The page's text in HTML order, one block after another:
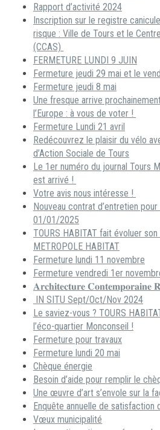
Rapport d’activité 2024
Inscription sur le registre
risque : Ville de Tours et le
(CCAS)
FERMETURE LUNDI 9 JUIN
Fermeture jeudi 29 mai et le
Fermeture jeudi 8 mai
Une fresque arrive
l’Europe : à vous de voter !
Fermeture Lundi 21 avril
Redécouvrez le plaisir du vélo
d’Action Sociale de Tours
Le 1er numéro du journal Tours
est arrivé !
Votre avis nous intéresse !
Nouveau contrat d’entretien
01/01/2025
TOURS HABITAT fait évoluer
METROPOLE HABITAT
Fermeture lundi 11 novembre
Fermeture vendredi 1er
𝐀𝐫𝐜𝐡𝐢𝐭𝐞𝐜𝐭𝐮𝐫𝐞 𝐂𝐨𝐧𝐭𝐞𝐦𝐩𝐨𝐫𝐚𝐢𝐧𝐞
IN SITU Sept/Oct/Nov 2024
Le saviez-vous ? TOURS
l’éco-quartier Monconseil !
Fermeture pour travaux
Fermeture lundi 20 mai
Chèque énergie
Besoin d’aide pour remplir le
Une œuvre d’art s’envole sur la
Enquête annuelle de satisfaction
Vœux municipalité